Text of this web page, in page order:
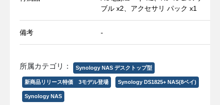
ブル x2、アクセサリ パック x1
備考 -
所属カテゴリ： Synology NAS デスクトップ型
新商品リリース特価 3モデル登場 Synology DS1825+ NAS(8ベイ)
Synology NAS